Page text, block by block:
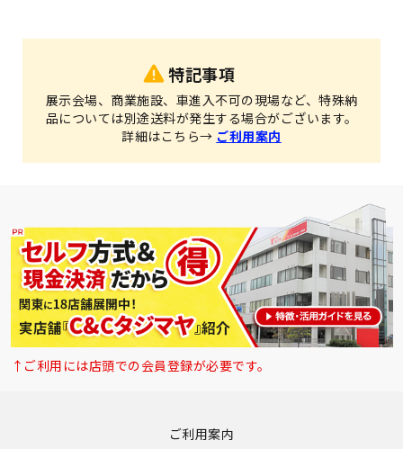
特記事項
展示会場、商業施設、車進入不可の現場など、特殊納
品については別途送料が発生する場合がございます。
詳細はこちら→ ご利用案内
↑ご利用には店頭での会員登録が必要です。
ご利用案内